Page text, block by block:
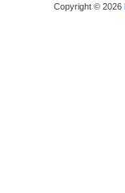
Copyright © 2026